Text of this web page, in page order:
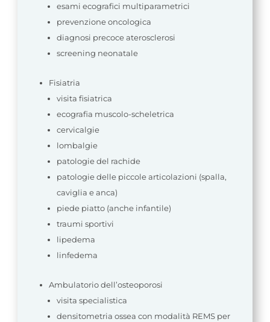
esami ecografici multiparametrici
prevenzione oncologica
diagnosi precoce aterosclerosi
screening neonatale
Fisiatria
visita fisiatrica
ecografia muscolo-scheletrica
cervicalgie
lombalgie
patologie del rachide
patologie delle piccole articolazioni (spalla,
caviglia e anca)
piede piatto (anche infantile)
traumi sportivi
lipedema
linfedema
Ambulatorio dell’osteoporosi
visita specialistica
densitometria ossea con modalità REMS per